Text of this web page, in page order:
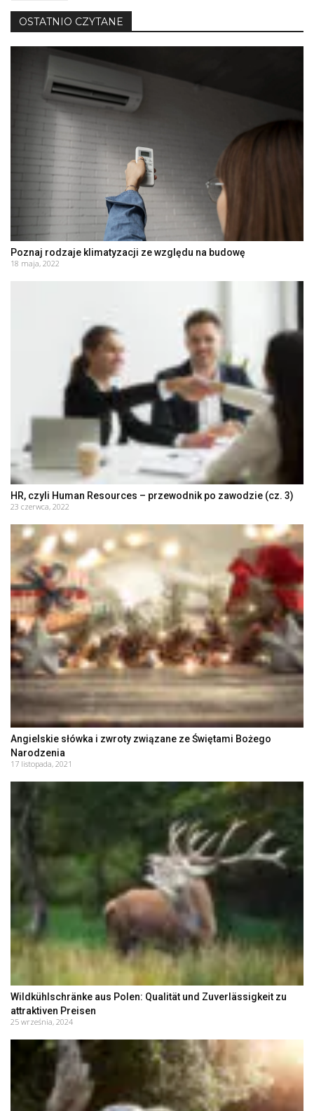
język
OSTATNIO CZYTANE
Poznaj rodzaje klimatyzacji ze względu na budowę
18 maja, 2022
HR, czyli Human Resources – przewodnik po zawodzie (cz. 3)
23 czerwca, 2022
Angielskie słówka i zwroty związane ze Świętami Bożego
Narodzenia
17 listopada, 2021
Wildkühlschränke aus Polen: Qualität und Zuverlässigkeit zu
attraktiven Preisen
25 września, 2024